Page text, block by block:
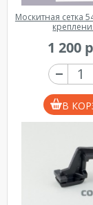
Москитная сетка
1 200
В